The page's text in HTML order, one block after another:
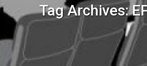
Tag Archives: